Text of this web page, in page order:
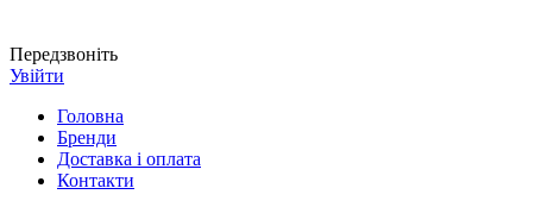
Передзвоніть
Увійти
Головна
Бренди
Доставка і оплата
Контакти